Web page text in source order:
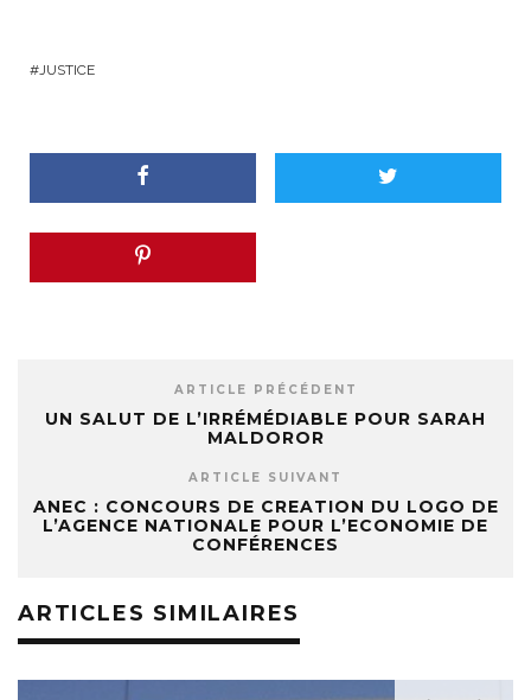
JUSTICE
ARTICLE PRÉCÉDENT
UN SALUT DE L’IRRÉMÉDIABLE POUR SARAH
MALDOROR
ARTICLE SUIVANT
ANEC : CONCOURS DE CREATION DU LOGO DE
L’AGENCE NATIONALE POUR L’ECONOMIE DE
CONFÉRENCES
ARTICLES SIMILAIRES